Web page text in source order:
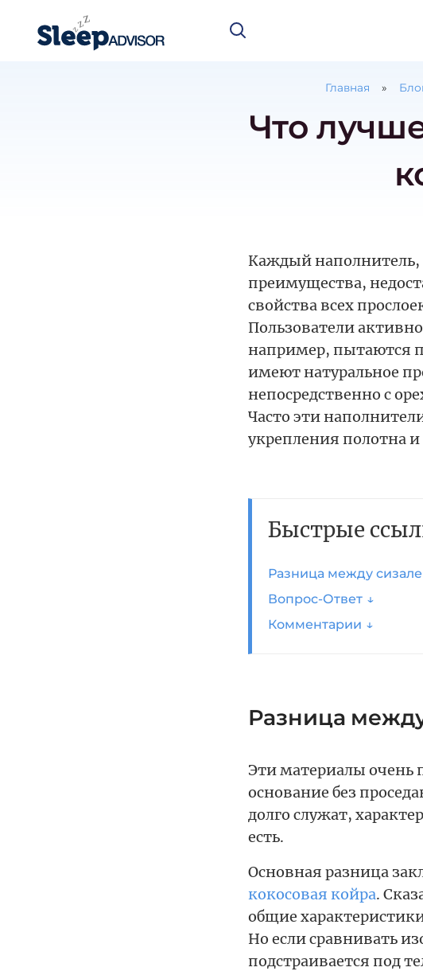
Главная
Что
Каждый наполнитель,
преимущества,
свойства всех
Пользователи
например, пытаются
имеют натуральное
непосредственно с
Часто эти
укрепления полотна
Быстрые
Разница между
Вопрос-Ответ
Комментарии
Разница
Эти материалы очень
основание без
долго служат,
есть.
Основная разница
кокосовая койра.
общие
Но если сравнивать
подстраивается под